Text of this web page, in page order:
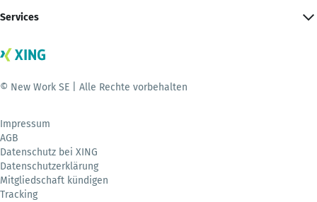
Services
© New Work SE | Alle Rechte vorbehalten
Impressum
AGB
Datenschutz bei XING
Datenschutzerklärung
Mitgliedschaft kündigen
Tracking